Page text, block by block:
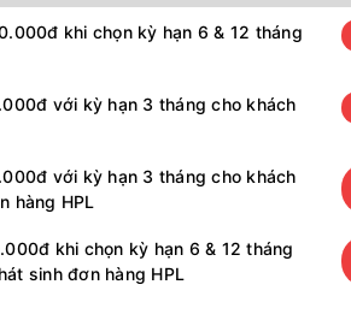
khi chọn kỳ hạn 6 & 12 tháng
với kỳ hạn 3 tháng cho khách
với kỳ hạn 3 tháng cho khách
hàng HPL
khi chọn kỳ hạn 6 & 12 tháng
sinh đơn hàng HPL